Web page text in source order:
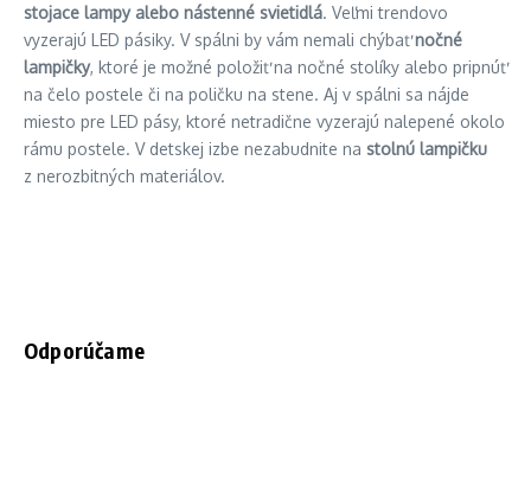
stojace lampy alebo nástenné svietidlá. Veľmi trendovo
vyzerajú LED pásiky. V spálni by vám nemali chýbaťnočné
lampičky, ktoré je možné položiť na nočné stolíky alebo pripnúť
na čelo postele či na poličku na stene. Aj v spálni sa nájde
miesto pre LED pásy, ktoré netradične vyzerajú nalepené okolo
rámu postele. V detskej izbe nezabudnite na stolnú lampičku
z nerozbitných materiálov.
Odporúčame